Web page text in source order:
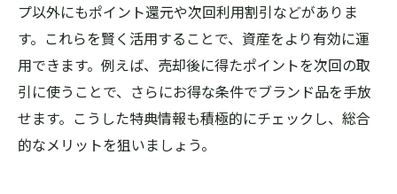
プ以外にもポイント還元や次回利用割引などがありま
す。これらを賢く活用することで、資産をより有効に運
用できます。例えば、売却後に得たポイントを次回の取
引に使うことで、さらにお得な条件でブランド品を手放
せます。こうした特典情報も積極的にチェックし、総合
的なメリットを狙いましょう。